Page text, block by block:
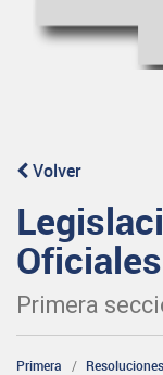
Volver
Oficiales
Primera
Primera Resoluciones